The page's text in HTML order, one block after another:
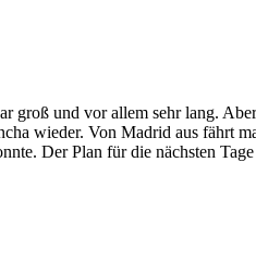
groß und vor allem sehr lang.
wieder. Von Madrid aus fährt
Der Plan für die nächsten